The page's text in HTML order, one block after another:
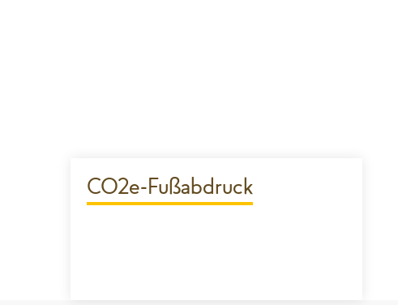
CO2e-Fußabdruck